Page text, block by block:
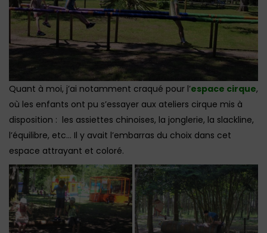
Quant à moi, j’ai notamment craqué pour l’espace cirque,
où les enfants ont pu s’essayer aux ateliers cirque mis à
disposition : les assiettes chinoises, la jonglerie, la slackline,
l’équilibre, etc… Il y avait l’embarras du choix dans cet
espace attrayant et coloré.